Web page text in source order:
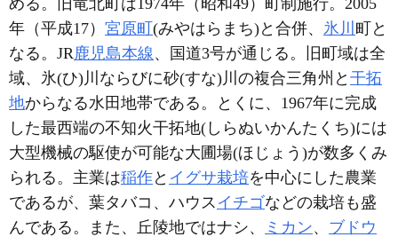
める。旧竜北町は1974年（昭和49）町制施行。2005
年（平成17） 宮原町 (みやはらまち)と合併、 氷川 町と
なる。JR鹿児島本線、国道3号が通じる。旧町域は全
域、氷(ひ)川ならびに砂(すな)川の複合三角州と 干拓
地からなる水田地帯である。とくに、1967年に完成
した最西端の不知火干拓地(しらぬいかんたくち)には
大型機械の駆使が可能な大圃場(ほじょう)が数多くみ
られる。主業は稲作と イグサ栽培を中心にした農業
であるが、葉タバコ、ハウス イチゴなどの栽培も盛
んである。また、丘陵地ではナシ、
ミカン、 ブドウ